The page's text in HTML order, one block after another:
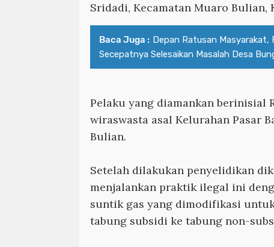
Sridadi, Kecamatan Muaro Bulian,
Baca Juga : Depan Ratusan Masyarakat,
Secepatnya Selesaikan Masalah Desa
Pelaku yang diamankan berinisial
wiraswasta asal Kelurahan Pasar
Bulian.
Setelah dilakukan penyelidikan
menjalankan praktik ilegal ini
suntik gas yang dimodifikasi
tabung subsidi ke tabung non-